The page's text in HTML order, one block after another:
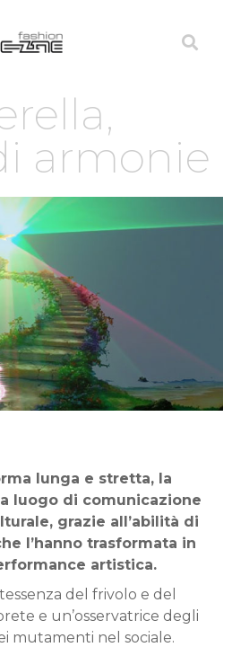
armonie
lunga e stretta, la
luogo di comunicazione
grazie all’abilità di
l’hanno trasformata in
artistica.
del frivolo e del
e un’osservatrice degli
mutamenti nel sociale.